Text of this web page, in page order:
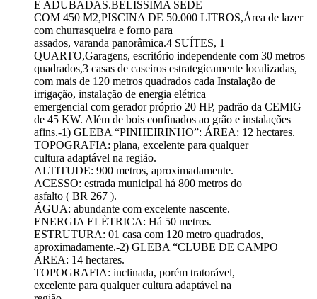
E ADUBADAS.BELÍSSIMA SEDE
COM 450 M2,PISCINA DE 50.000 LITROS,Área de lazer
com churrasqueira e forno para
assados, varanda panorâmica.4 SUÍTES, 1
QUARTO,Garagens, escritório independente com 30 metros
quadrados,3 casas de caseiros estrategicamente localizadas,
com mais de 120 metros quadrados cada Instalação de
irrigação, instalação de energia elétrica
emergencial com gerador próprio 20 HP, padrão da CEMIG
de 45 KW. Além de bois confinados ao grão e instalações
afins.-1) GLEBA “PINHEIRINHO”: ÁREA: 12 hectares.
TOPOGRAFIA: plana, excelente para qualquer
cultura adaptável na região.
ALTITUDE: 900 metros, aproximadamente.
ACESSO: estrada municipal há 800 metros do
asfalto ( BR 267 ).
ÁGUA: abundante com excelente nascente.
ENERGIA ELÈTRICA: Há 50 metros.
ESTRUTURA: 01 casa com 120 metro quadrados,
aproximadamente.-2) GLEBA “CLUBE DE CAMPO
ÁREA: 14 hectares.
TOPOGRAFIA: inclinada, porém tratorável,
excelente para qualquer cultura adaptável na